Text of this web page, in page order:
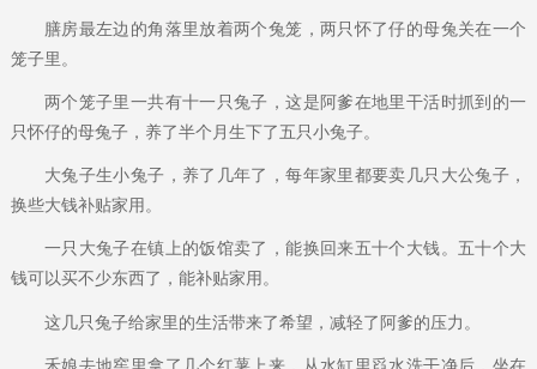
膳房最左边的角落里放着两个兔笼，两只怀了仔的母兔关在一个
笼子里。
两个笼子里一共有十一只兔子，这是阿爹在地里干活时抓到的一
只怀仔的母兔子，养了半个月生下了五只小兔子。
大兔子生小兔子，养了几年了，每年家里都要卖几只大公兔子，
换些大钱补贴家用。
一只大兔子在镇上的饭馆卖了，能换回来五十个大钱。五十个大
钱可以买不少东西了，能补贴家用。
这几只兔子给家里的生活带来了希望，减轻了阿爹的压力。